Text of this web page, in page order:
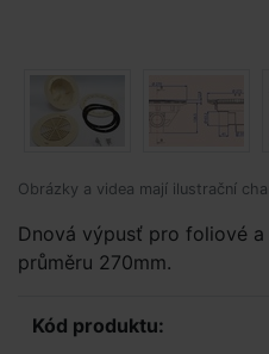
Obrázky a videa mají ilustrační
Dnová výpusť pro foliové
průměru 270mm.
Kód produktu: